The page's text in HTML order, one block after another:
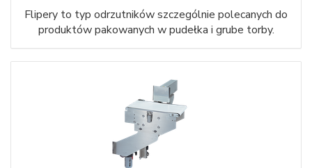
Flipery to typ odrzutników szczególnie polecanych do
produktów pakowanych w pudełka i grube torby.